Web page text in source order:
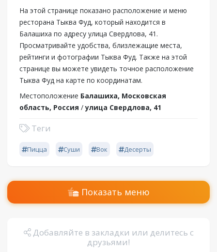
На этой странице показано расположение и меню
ресторана Тыква Фуд, который находится в
Балашиха по адресу улица Свердлова, 41.
Просматривайте удобства, близлежащие места,
рейтинги и фотографии Тыква Фуд. Также на этой
странице вы можете увидеть точное расположение
Тыква Фуд на карте по координатам.
Местоположение Балашиха, Московская
область, Россия /улица Свердлова, 41
Теги
Пицца Суши Вок Десерты
Показать меню
Добавляйте в закладки или делитесь с
друзьями!